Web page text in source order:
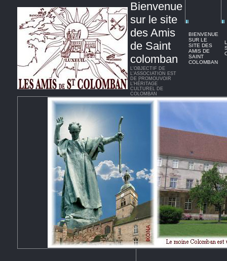
Bienvenue
sur le site
des Amis
de Saint
colomban
L'OBJECTIF DE
L'ASSOCIATION EST
DE PROMOUVOIR
L'HÉRITAGE
CULTUREL DE
COLOMBAN
BIENVENUE
SUR LE
SITE DES
AMIS DE
SAINT
COLOMBAN